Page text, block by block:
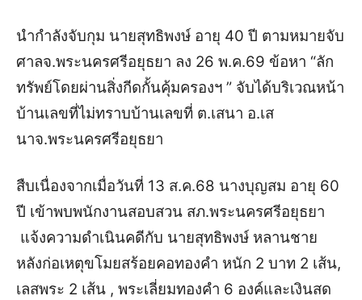
นำกำลังจับกุม นายสุทธิพงษ์ อายุ 40 ปี ตามหมายจับ
ศาลจ.พระนครศรีอยุธยา ลง 26 พ.ค.69 ข้อหา “ลัก
ทรัพย์โดยผ่านสิ่งกีดกั้นคุ้มครองฯ ” จับได้บริเวณหน้า
บ้านเลขที่ไม่ทราบบ้านเลขที่ ต.เสนา อ.เส
นาจ.พระนครศรีอยุธยา
สืบเนื่องจากเมื่อวันที่ 13 ส.ค.68 นางบุญสม อายุ 60
ปี เข้าพบพนักงานสอบสวน สภ.พระนครศรีอยุธยา
แจ้งความดำเนินคดีกับ นายสุทธิพงษ์ หลานชาย
หลังก่อเหตุขโมยสร้อยคอทองคำ หนัก 2 บาท 2 เส้น,
เลสพระ 2 เส้น , พระเลี่ยมทองคำ 6 องค์และเงินสด